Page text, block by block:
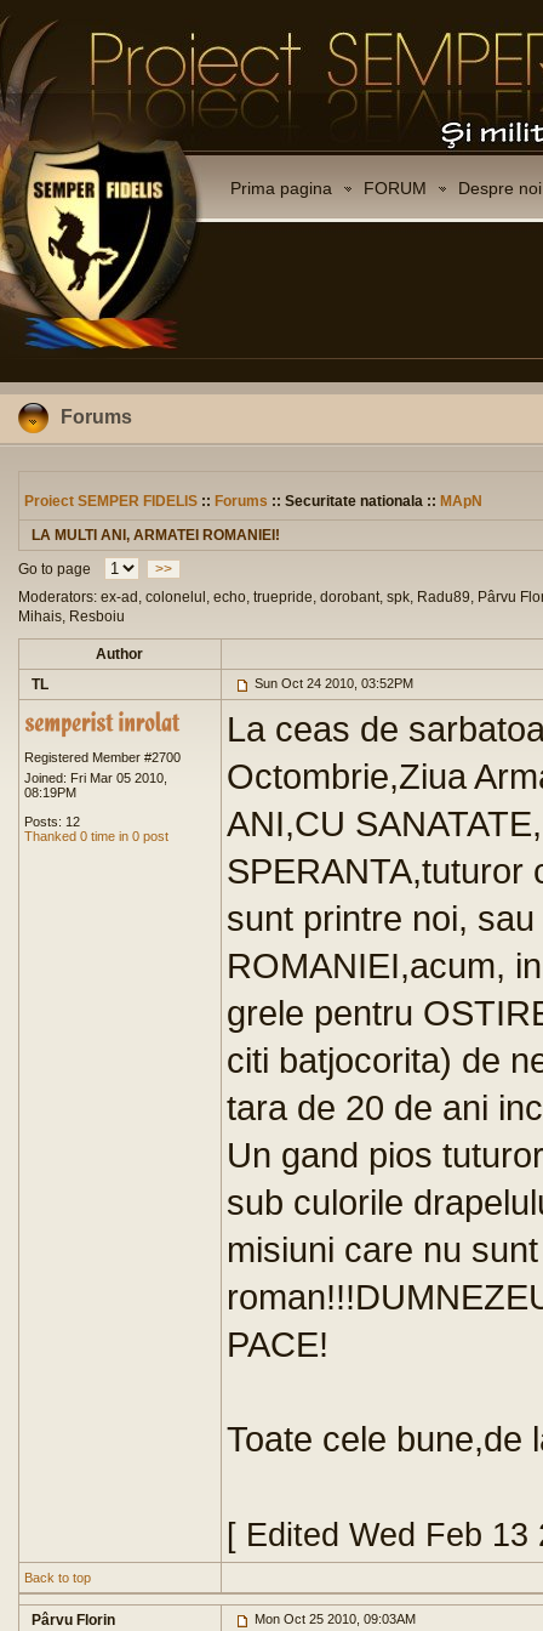
Prima pagina FORUM Despre noi
Forums
Proiect SEMPER FIDELIS :: Forums :: Securitate nationala :: MApN
LA MULTI ANI, ARMATEI ROMANIEI!
Go to page
>>
Moderators: ex-ad, colonelul, echo, truepride, dorobant, spk, Radu89, Pârvu
Mihais, Resboiu
Author
TL
Sun Oct 24 2010, 03:52PM
Registered Member #2700
Joined: Fri Mar 05 2010,
08:19PM
Posts: 12
Thanked 0 time in 0 post
La ceas de
Octombrie,Ziua
ANI,CU
SPERANTA,tuturor
sunt printre noi,
ROMANIEI,acum,
grele pentru
citi batjocorita) de
tara de 20 de ani
Un gand pios
sub culorile
misiuni care nu
PACE!
Toate cele bune,de
[ Edited Wed Feb 13
Back to top
Pârvu Florin Mon Oct 25 2010, 09:03AM